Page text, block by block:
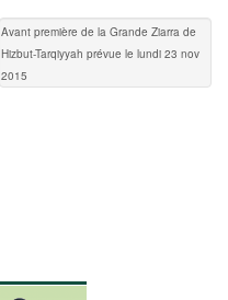
Avant première de la Grande Ziarra de
Hizbut-Tarqiyyah prévue le lundi 23 nov
2015